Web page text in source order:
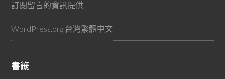
訂閱留言的資訊提供
WordPress.org 台灣繁體中文
書籤